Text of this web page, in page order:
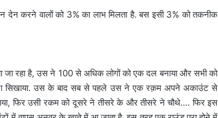
करने वालों को 3% का लाभ मिलता है. बस इसी 3% को तकनीक
रहा है, उस ने 100 से अधिक लोगों को एक दल बनाया और सभी को
सिखाया. उस के बाद सब से पहले उस ने एक रक़म अपने अकाउंट से
फिर उसी रकम को दूसरे ने तीसरे के और तीसरे ने चौथे…. फिर इस